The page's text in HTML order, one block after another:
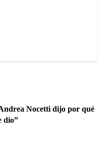
Nocetti dijo por qué
dio”